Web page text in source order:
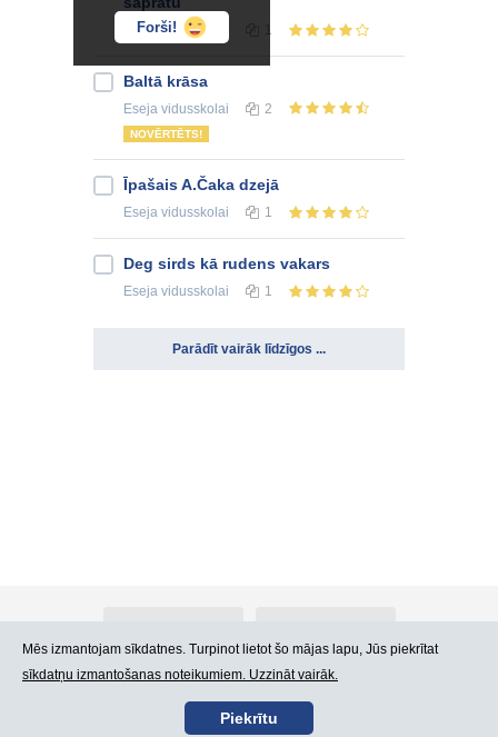
Forši!
Esejavidusskolai 1
Baltā krāsa
Eseja vidusskolai 2
NOVĒRTĒTS!
Īpašais A.Čaka dzejā
Eseja vidusskolai 1
Deg sirds kā rudens vakars
Eseja vidusskolai 1
Parādīt vairāk līdzīgos ...
Kontakti Lietošanas noteikumi
Mēs izmantojam sīkdatnes. Turpinot lietot šo mājas lapu, Jūs piekrītat
sīkdatņu izmantošanas noteikumiem. Uzzināt vairāk.
Piekrītu